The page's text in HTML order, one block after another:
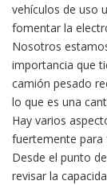
vehículos de uso
fomentar la
Nosotros
importancia que
camión pesado
lo que es una
Hay varios
fuertemente para
Desde el punto
revisar la